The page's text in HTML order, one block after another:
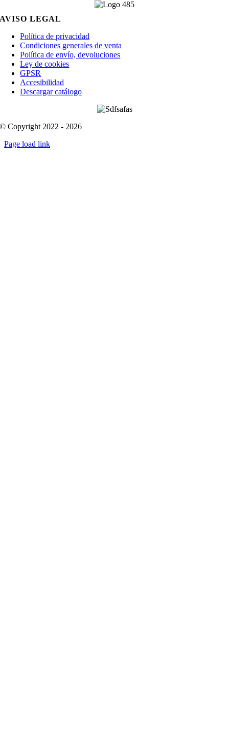
AVISO LEGAL
Política de privacidad
Condiciones generales de venta
Política de envío, devoluciones
Ley de cookies
GPSR
Accesibilidad
Descargar catálogo
© Copyright 2022 - 2026
Page load link